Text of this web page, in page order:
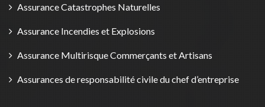
Assurance Catastrophes Naturelles
Assurance Incendies et Explosions
Assurance Multirisque Commerçants et Artisans
Assurances de responsabilité civile du chef d’entreprise